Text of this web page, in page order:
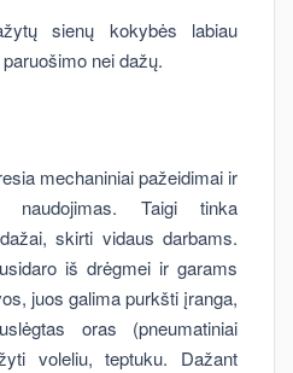
sienų kokybės labiau
nei dažų.
mechaniniai pažeidimai ir
naudojimas. Taigi tinka
skirti vidaus darbams.
iš drėgmei ir garams
juos galima purkšti įranga,
oras (pneumatiniai
voleliu, teptuku. Dažant